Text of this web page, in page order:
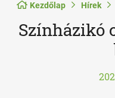
Kezdőlap Hírek
Színházikó